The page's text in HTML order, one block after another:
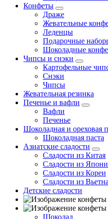
Конфеты
Драже
Жевательные
Леденцы
Подарочные
Шоколадные
Чипсы и снэки
Картофельные
Снэки
Чипсы
Жевательная резинка
Печенье и вафли
Вафли
Печенье
Шоколадная и ореховая
Шоколадная паста
Азиатские сладости
Сладости из Китая
Сладости из
Сладости из Кореи
Сладости из
Детские сладости
Шоколад